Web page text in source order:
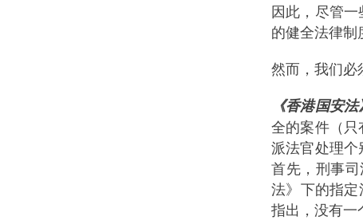
因此，尽管
的健全法律制
然而，我们必
《香港国安
全的案件（
派法官处理个
首先，刑事
法》下的指
指出，没有一